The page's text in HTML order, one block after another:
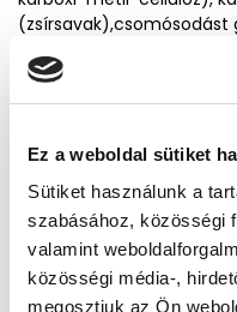
Ez a weboldal sütiket
Sütiket használunk a
szabásához, közösségi
valamint
közösségi média-,
megosztjuk az Ön
(zsírsavak),csomósodást
magnéziumsói), Quali®-
cukor, antioxidánsok
közepes szénláncú
polipirrolidon).
Jellemzők
vegán
gluténmentes
bio